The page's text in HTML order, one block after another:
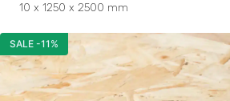
10 x 1250 x 2500 mm
SALE -11%